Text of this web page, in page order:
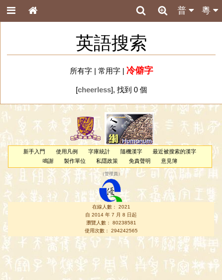
粵
普
英語搜索
所有字| 常用字| 冷僻字
[cheerless], 找到 0 個
新手入門 使用凡例 字庫統計 隨機漢字
最近被搜索的漢字
鳴謝
製作單位 私隱政策 免責聲明 意見簿
（管理員 ）
在線人數： 2021
自 2014 年 7 月 8 日起
瀏覽人數： 80238581
使用次數： 294242565